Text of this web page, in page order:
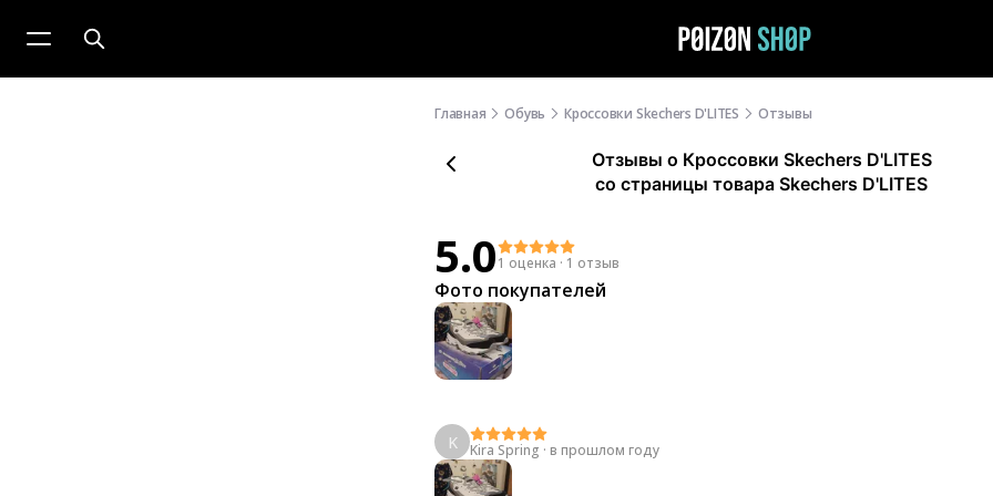
Главная Обувь Кроссовки Skechers D'LITES Отзывы
Отзывы о Кроссовки Skechers D'LITES
со страницы товара Skechers D'LITES
5.01 оценка · 1 отзыв
Фото покупателей
K Kira Spring · в прошлом году